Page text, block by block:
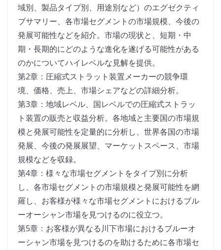
域別、製品タイプ別、用途別など）のエグゼクティ
ブサマリー、各市場セグメントの市場規模、今後の
発展可能性などを紹介。市場の現状と、短期・中
期・長期的にどのような進化を遂げる可能性がある
のかについてハイレベルな見解を提供。
第2章：圧縮式ストラット装置メーカーの競争環
境、価格、売上、市場シェアなどの詳細分析。
第3章：地域レベル、国レベルでの圧縮式ストラッ
ト装置の販売と収益分析。各地域と主要国の市場規
模と発展可能性を定量的に分析し、世界各国の市場
発展、今後の発展展望、マーケットスペース、市場
規模などを収録。
第4章：様々な市場セグメントをタイプ別に分析
し、各市場セグメントの市場規模と発展可能性を網
羅し、お客様が様々な市場セグメントにおけるブル
ーオーシャン市場を見つけるのに役立つ。
第5章：お客様が異なる川下市場におけるブルーオ
ーシャン市場を見つけるのを助けるために各市場セ